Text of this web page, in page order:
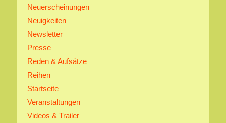
Neuerscheinungen
Neuigkeiten
Newsletter
Presse
Reden & Aufsätze
Reihen
Startseite
Veranstaltungen
Videos & Trailer